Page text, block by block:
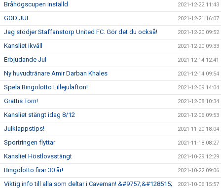
Bråhögscupen inställd 2021-12-22 11:43
GOD JUL 2021-12-21 16:07
Jag stödjer Staffanstorp United FC. Gör det du också! 2021-12-20 09:52
Kansliet ikväll 2021-12-20 09:33
Erbjudande Jul 2021-12-14 12:41
Ny huvudtränare Amir Darban Khales 2021-12-14 09:54
Spela Bingolotto Lillejulafton! 2021-12-09 14:04
Grattis Torn! 2021-12-08 10:34
Kansliet stängt idag 8/12 2021-12-06 09:53
Julklappstips! 2021-11-20 18:04
Sportringen flyttar 2021-11-18 08:27
Kansliet Höstlovsstängt 2021-10-29 12:29
Bingolotto firar 30 år! 2021-10-22 09:06
Viktig info till alla som deltar i Caveman! &#9757;&#128515; 2021-10-06 15:57